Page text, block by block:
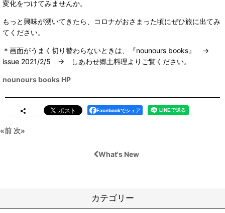
変化をつけてみませんか。
もっと興味が湧いてきたら、コロナがおさまった頃にぜひ旅に出てみ
てください。
＊画面がうまく切り替わらないときは、『nounours books』 →
issue 2021/2/5 → しあわせ郷土料理よりご覧ください。
nounours books HP
Facebookでシェア
«前 次»
What's New
カテゴリー